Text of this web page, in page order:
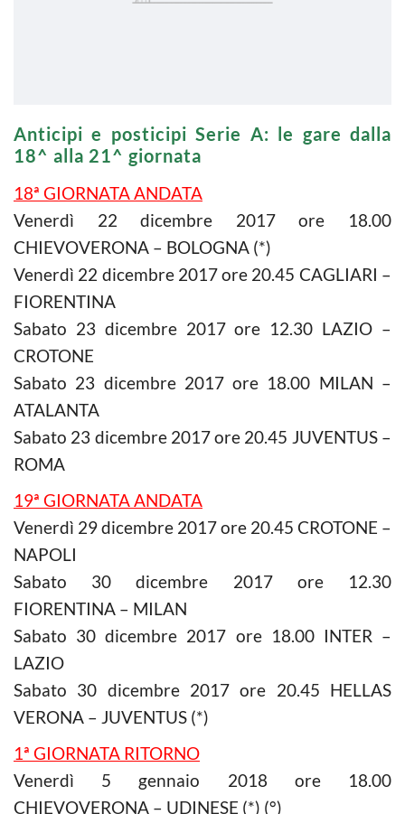
Anticipi e posticipi Serie A: le gare dalla
18^ alla 21^ giornata
18ª GIORNATA ANDATA
Venerdì 22 dicembre 2017 ore 18.00
CHIEVOVERONA – BOLOGNA (*)
Venerdì 22 dicembre 2017 ore 20.45 CAGLIARI –
FIORENTINA
Sabato 23 dicembre 2017 ore 12.30 LAZIO –
CROTONE
Sabato 23 dicembre 2017 ore 18.00 MILAN –
ATALANTA
Sabato 23 dicembre 2017 ore 20.45 JUVENTUS –
ROMA
19ª GIORNATA ANDATA
Venerdì 29 dicembre 2017 ore 20.45 CROTONE –
NAPOLI
Sabato 30 dicembre 2017 ore 12.30
FIORENTINA – MILAN
Sabato 30 dicembre 2017 ore 18.00 INTER –
LAZIO
Sabato 30 dicembre 2017 ore 20.45 HELLAS
VERONA – JUVENTUS (*)
1ª GIORNATA RITORNO
Venerdì 5 gennaio 2018 ore 18.00
CHIEVOVERONA – UDINESE (*) (°)